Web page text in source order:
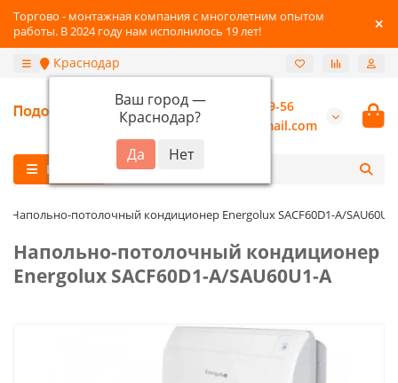
Торгово - монтажная компания с многолетним опытом
работы. В 2024 году нам исполнилось 19 лет!
Краснодар
Ваш город —
Краснодар?
+7 (800) 777-89-56
burannsk@gmail.com
Каталог
Напольно-потолочный кондиционер Energolux SACF60D1-A/
Напольно-потолочный кондиционер
Energolux SACF60D1-A/SAU60U1-A